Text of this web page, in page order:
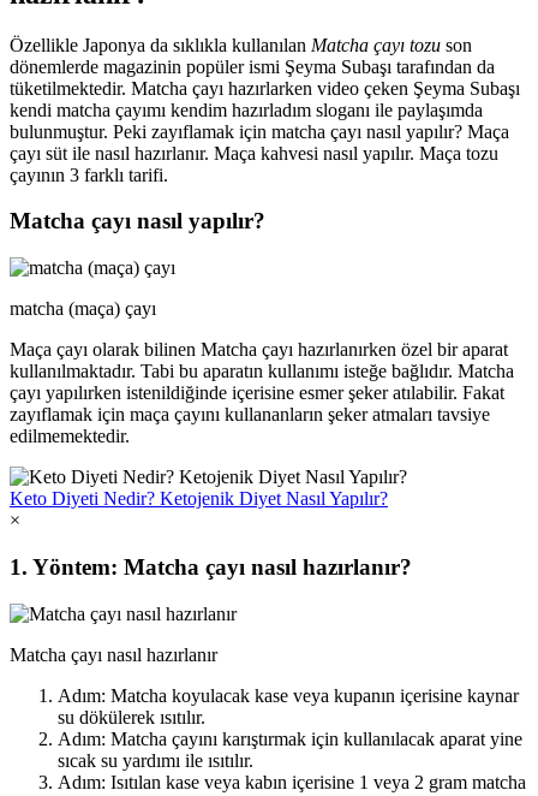
Özellikle Japonya da sıklıkla kullanılan Matcha çayı tozu son
dönemlerde magazinin popüler ismi Şeyma Subaşı tarafından da
tüketilmektedir. Matcha çayı hazırlarken video çeken Şeyma Subaşı
kendi matcha çayımı kendim hazırladım sloganı ile paylaşımda
bulunmuştur. Peki zayıflamak için matcha çayı nasıl yapılır? Maça
çayı süt ile nasıl hazırlanır. Maça kahvesi nasıl yapılır. Maça tozu
çayının 3 farklı tarifi.
Matcha çayı nasıl yapılır?
matcha (maça) çayı
Maça çayı olarak bilinen Matcha çayı hazırlanırken özel bir aparat
kullanılmaktadır. Tabi bu aparatın kullanımı isteğe bağlıdır. Matcha
çayı yapılırken istenildiğinde içerisine esmer şeker atılabilir. Fakat
zayıflamak için maça çayını kullananların şeker atmaları tavsiye
edilmemektedir.
Keto Diyeti Nedir? Ketojenik Diyet Nasıl Yapılır?
×
1. Yöntem: Matcha çayı nasıl hazırlanır?
Matcha çayı nasıl hazırlanır
Adım: Matcha koyulacak kase veya kupanın içerisine kaynar
su dökülerek ısıtılır.
Adım: Matcha çayını karıştırmak için kullanılacak aparat yine
sıcak su yardımı ile ısıtılır.
Adım: Isıtılan kase veya kabın içerisine 1 veya 2 gram matcha